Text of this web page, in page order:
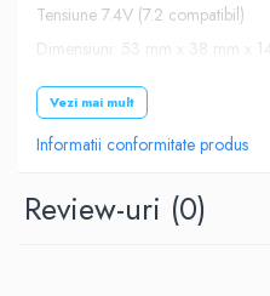
Tensiune 7.4V (7.2 compatibil)
Dimensiuni: 53 mm x 38 mm x
Pana la 1000 cicluri de
Ambalaj : blister
Compatibil: Nikon P700,
Vezi mai mult
Informatii conformitate produs
Review-uri (0)